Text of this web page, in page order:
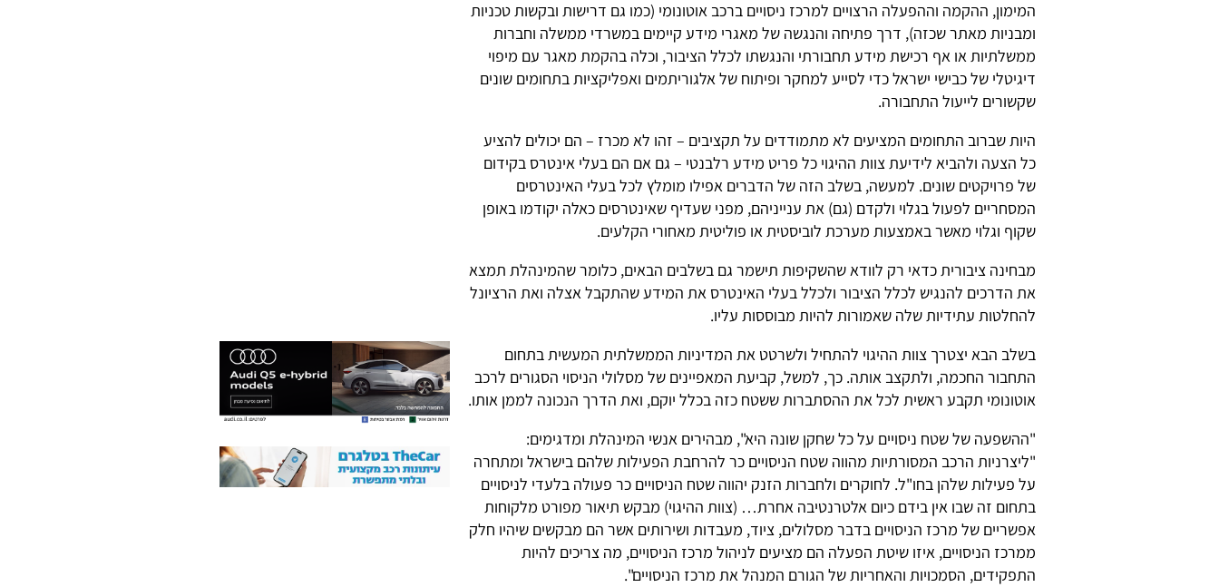
המימון, ההקמה וההפעלה הרצויים למרכז ניסויים ברכב אוטונומי (כמו גם דרישות ובקשות טכניות
ומבניות מאתר שכזה), דרך פתיחה והנגשה של מאגרי מידע קיימים במשרדי ממשלה וחברות
ממשלתיות או אף רכישת מידע תחבורתי והנגשתו לכלל הציבור, וכלה בהקמת מאגר עם מיפוי
דיגיטלי של כבישי ישראל כדי לסייע למחקר ופיתוח של אלגוריתמים ואפליקציות בתחומים שונים
שקשורים לייעול התחבורה.
היות שברוב התחומים המציעים לא מתמודדים על תקציבים – זהו לא מכרז – הם יכולים להציע
כל הצעה ולהביא לידיעת צוות ההיגוי כל פריט מידע רלבנטי – גם אם הם בעלי אינטרס בקידום
של פרויקטים שונים. למעשה, בשלב הזה של הדברים אפילו מומלץ לכל בעלי האינטרסים
המסחריים לפעול בגלוי ולקדם (גם) את ענייניהם, מפני שעדיף שאינטרסים כאלה יקודמו באופן
שקוף וגלוי מאשר באמצעות מערכת לוביסטית או פוליטית מאחורי הקלעים.
מבחינה ציבורית כדאי רק לוודא שהשקיפות תישמר גם בשלבים הבאים, כלומר שהמינהלת תמצא
את הדרכים להנגיש לכלל הציבור ולכלל בעלי האינטרס את המידע שהתקבל אצלה ואת הרציונל
להחלטות עתידיות שלה שאמורות להיות מבוססות עליו.
בשלב הבא יצטרך צוות ההיגוי להתחיל ולשרטט את המדיניות הממשלתית המעשית בתחום
התחבור החכמה, ולתקצב אותה. כך, למשל, קביעת המאפיינים של מסלולי הניסוי הסגורים לרכב
אוטונומי תקבע ראשית לכל את ההסתברות ששטח כזה בכלל יוקם, ואת הדרך הנכונה לממן אותו.
"ההשפעה של שטח ניסויים על כל שחקן שונה היא", מבהירים אנשי המינהלת ומדגימים:
"ליצרניות הרכב המסורתיות מהווה שטח הניסויים כר להרחבת הפעילות שלהם בישראל ומתחרה
על פעילות שלהן בחו"ל. לחוקרים ולחברות הזנק יהווה שטח הניסויים כר פעולה בלעדי לניסויים
בתחום זה שבו אין בידם כיום אלטרנטיבה אחרת… (צוות ההיגוי) מבקש תיאור מפורט מלקוחות
אפשריים של מרכז הניסויים בדבר מסלולים, ציוד, מעבדות ושירותים אשר הם מבקשים שיהיו חלק
ממרכז הניסויים, איזו שיטת הפעלה הם מציעים לניהול מרכז הניסויים, מה צריכים להיות
התפקידים, הסמכויות והאחריות של הגורם המנהל את מרכז הניסויים".